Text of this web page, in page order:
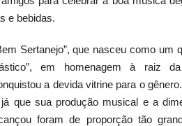
e bebidas.
Sertanejo”, que nasceu como um
em homenagem à raiz
a devida vitrine para o
que sua produção musical e a
foram de proporção tão